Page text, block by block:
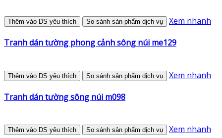
Thêm vào DS yêu thích So sánh sản phẩm dịch vụ Xem nhanh
Tranh dán tường phong cảnh sông núi me129
Thêm vào DS yêu thích So sánh sản phẩm dịch vụ Xem nhanh
Tranh dán tường sông núi m098
Thêm vào DS yêu thích So sánh sản phẩm dịch vụ Xem nhanh